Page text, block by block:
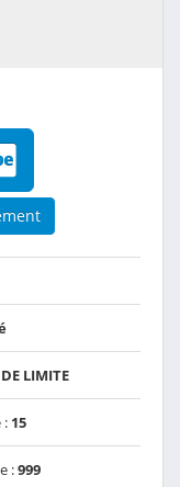
LIMITE
: 15
:999